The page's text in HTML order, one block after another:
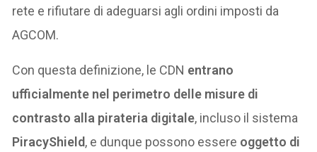
rete e rifiutare di adeguarsi agli ordini imposti da
AGCOM.
Con questa definizione, le CDN entrano
ufficialmente nel perimetro delle misure di
contrasto alla pirateria digitale, incluso il sistema
PiracyShield, e dunque possono essere oggetto di